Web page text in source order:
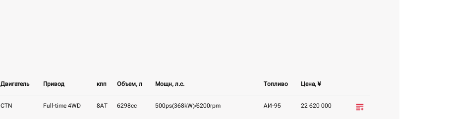
Двигатель Привод кпп Объем, л Мощн, л.с. Топливо Цена, ¥
CTN Full-time 4WD 8AT 6298cc 500ps(368kW)/6200rpm AИ-95 22 620 000